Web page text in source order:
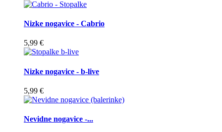
Nizke nogavice - Cabrio
5,99 €
Nizke nogavice - b-live
5,99 €
Nevidne nogavice -...